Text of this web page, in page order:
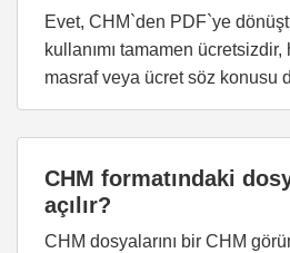
Evet, CHM`den PDF`ye
kullanımı tamamen
masraf veya ücret söz konusu
CHM formatındaki
açılır?
CHM dosyalarını bir CHM